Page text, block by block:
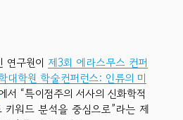
연구원이 제3회 에라스무스 컨퍼
대학원 학술컨퍼런스: 인류의 미
서 “특이점주의 서사의 신화학적
키워드 분석을 중심으로”라는 제